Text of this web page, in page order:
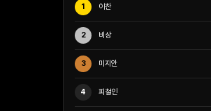
1 이찬
2 비상
3 미지안
4 피철인